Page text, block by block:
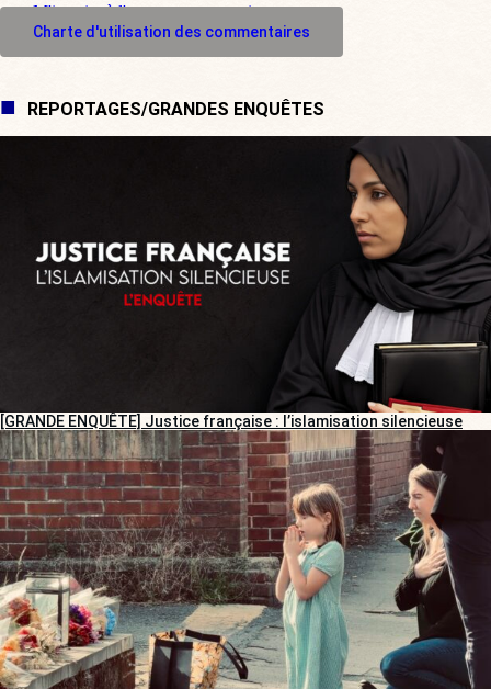
M'inscrire à l'espace commentaire
Charte d'utilisation des commentaires
REPORTAGES/GRANDES ENQUÊTES
[GRANDE ENQUÊTE] Justice française : l’islamisation silencieuse